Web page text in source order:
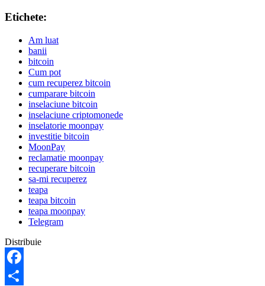
Etichete:
Am luat
banii
bitcoin
Cum pot
cum recuperez bitcoin
cumparare bitcoin
inselaciune bitcoin
inselaciune criptomonede
inselatorie moonpay
investitie bitcoin
MoonPay
reclamatie moonpay
recuperare bitcoin
sa-mi recuperez
teapa
teapa bitcoin
teapa moonpay
Telegram
Distribuie
Facebook